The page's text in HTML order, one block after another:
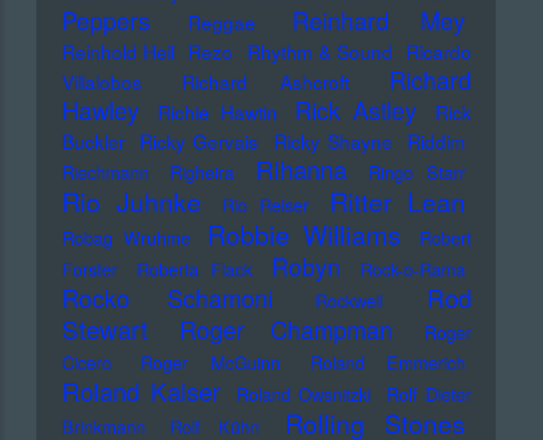
Peppers
Reggae Reinhard Mey
Reinhold Heil Rezo Rhythm & Sound Ricardo
Villalobos
Richard Ashcroft
Richard
Hawley
Richie Hawtin Rick Astley
Rick
Buckler
Ricky Gervais Ricky Shayne Riddim
Riechmann Righeira Rihanna Ringo Starr
Rio Juhnke Rio Reiser Ritter Lean
Robag Wruhme Robbie Williams
Robert
Forster
Roberta Flack Robyn Rock-o-Rama
Rocko Schamoni Rockwell
Rod
Stewart
Roger Champman
Roger
Cicero
Roger McGuinn Roland Emmerich
Roland Kaiser Roland Owsnitzki
Rolf Dieter
Brinkmann
Rolf Kühn Rolling Stones